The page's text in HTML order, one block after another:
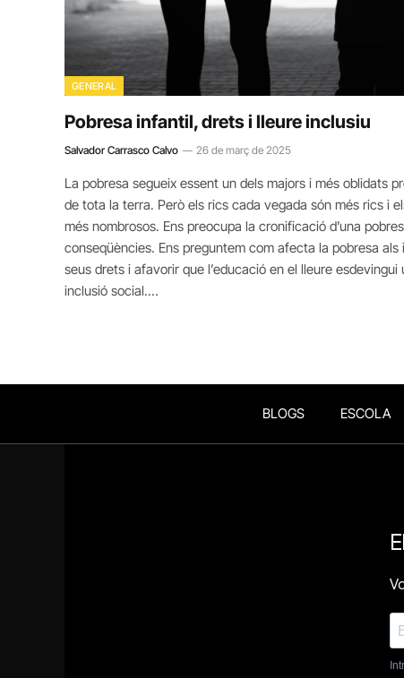
GENERAL
Pobresa infantil, drets i lleure inclusiu
Salvador Carrasco Calvo 26 de març de 2025
La pobresa segueix essent un dels majors i més oblidats
de tota la terra. Però els rics cada vegada són més rics i
més nombrosos. Ens preocupa la cronificació d’una
conseqüències. Ens preguntem com afecta la pobresa
seus drets i afavorir que l’educació en el lleure
inclusió social.…
BLOGS ESCOLA